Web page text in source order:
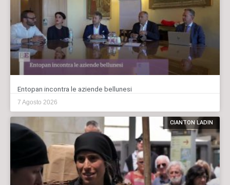
Entopan incontra le aziende bellunesi
7 Agosto 2026
CIANTON LADIN